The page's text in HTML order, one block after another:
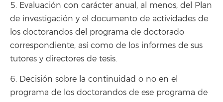
5. Evaluación con carácter anual, al menos, del Plan
de investigación y el documento de actividades de
los doctorandos del programa de doctorado
correspondiente, así como de los informes de sus
tutores y directores de tesis.
6. Decisión sobre la continuidad o no en el
programa de los doctorandos de ese programa de